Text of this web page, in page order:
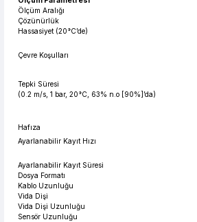
Ölçüm Aralığı
Çözünürlük
Hassasiyet (20°C’de)
Çevre Koşulları
Tepki Süresi
(0.2 m/s, 1 bar, 20°C, 63% n.o [90%]’da)
Hafıza
Ayarlanabilir Kayıt Hızı
Ayarlanabilir Kayıt Süresi
Dosya Formatı
Kablo Uzunluğu
Vida Dişi
Vida Dişi Uzunluğu
Sensör Uzunluğu